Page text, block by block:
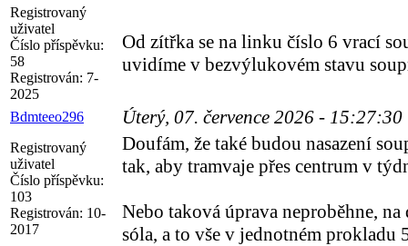
Registrovaný
uživatel
Číslo příspěvku:
58
Registrován: 7-
2025
Od zítřka se na linku číslo 6 vrací
uvidíme v bezvýlukovém stavu
Bdmteeo296 Úterý, 07. července 2026 - 15:27:30
Registrovaný
uživatel
Číslo příspěvku:
103
Registrován: 10-
2017
Doufám, že také budou nasazení
tak, aby tramvaje přes centrum v
Nebo taková úprava neproběhne,
sóla, a to vše v jednotném prokladu